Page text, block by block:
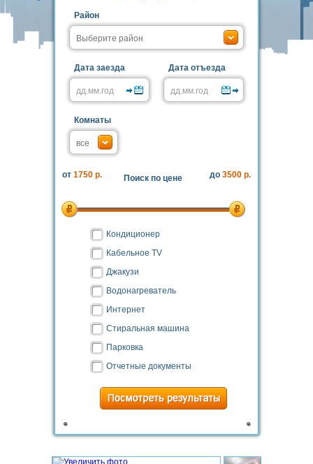
Район
Дата заезда Дата отъезда
Комнаты
Поиск по цене
от 1750 р. до 3500 р.
Кондиционер
Кабельное TV
Джакузи
Водонагреватель
Интернет
Стиральная машина
Парковка
Отчетные документы